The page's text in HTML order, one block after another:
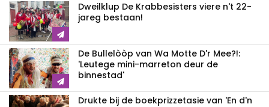
Dweilklup De Krabbesisters viere n't 22-
jareg bestaan!
De Bullelòòp van Wa Motte D'r Mee?!:
'Leutege mini-marreton deur de
binnestad'
Drukte bij de boekprizzetasie van 'En d'n